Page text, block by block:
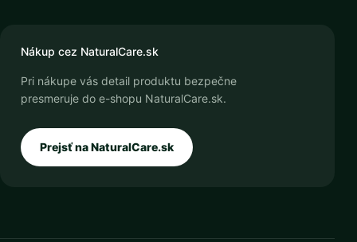
Nákup cez NaturalCare.sk
Pri nákupe vás detail produktu bezpečne
presmeruje do e-shopu NaturalCare.sk.
Prejsť na NaturalCare.sk